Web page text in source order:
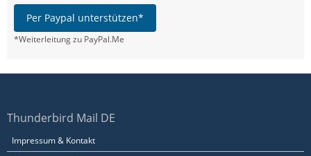
Per Paypal unterstützen*
*Weiterleitung zu PayPal.Me
Thunderbird Mail DE
Impressum & Kontakt